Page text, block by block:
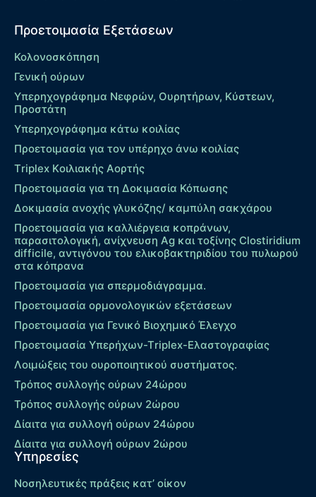
Προετοιμασία Εξετάσεων
Κολονοσκόπηση
Γενική ούρων
Υπερηχογράφημα Νεφρών, Ουρητήρων, Κύστεων,
Προστάτη
Υπερηχογράφημα κάτω κοιλίας
Προετοιμασία για τον υπέρηχο άνω κοιλίας
Τriplex Kοιλιακής Αορτής
Προετοιμασία για τη Δοκιμασία Κόπωσης
Δοκιμασία ανοχής γλυκόζης/ καμπύλη σακχάρου
Προετοιμασία για καλλιέργεια κοπράνων,
παρασιτολογική, ανίχνευση Ag και τοξίνης Clostiridium
difficile, αντιγόνου του ελικοβακτηριδίου του πυλωρού
στα κόπρανα
Προετοιμασία για σπερμοδιάγραμμα.
Προετοιμασία ορμονολογικών εξετάσεων
Προετοιμασία για Γενικό Βιοχημικό Έλεγχο
Προετοιμασία Υπερήχων-Τriplex-Ελαστογραφίας
Λοιμώξεις του ουροποιητικού συστήματος.
Τρόπος συλλογής ούρων 24ώρου
Τρόπος συλλογής ούρων 2ώρου
Δίαιτα για συλλογή ούρων 24ώρου
Δίαιτα για συλλογή ούρων 2ώρου
Υπηρεσίες
Νοσηλευτικές πράξεις κατ’ οίκον